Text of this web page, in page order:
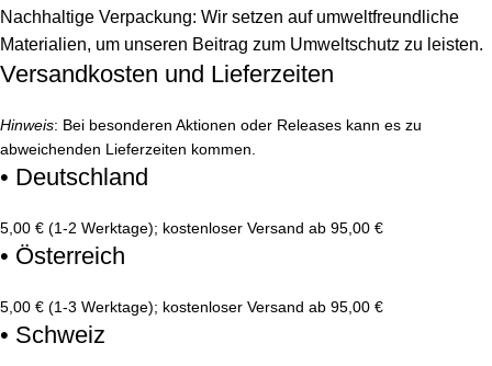
Nachhaltige Verpackung: Wir setzen auf umweltfreundliche
Materialien, um unseren Beitrag zum Umweltschutz zu leisten.
Versandkosten und Lieferzeiten
Hinweis: Bei besonderen Aktionen oder Releases kann es zu
abweichenden Lieferzeiten kommen.
• Deutschland
5,00 € (1-2 Werktage); kostenloser Versand ab 95,00 €
• Österreich
5,00 € (1-3 Werktage); kostenloser Versand ab 95,00 €
• Schweiz